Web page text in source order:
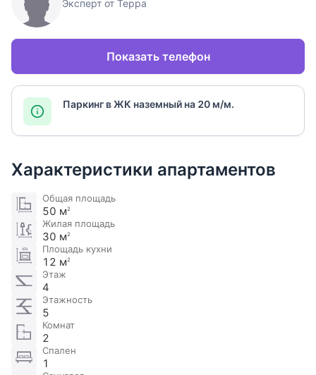
Эксперт от Терра
Показать телефон
Паркинг в ЖК наземный на 20 м/м.
Характеристики апартаментов
Общая площадь
50 м2
Жилая площадь
30 м2
Площадь кухни
12 м2
Этаж
4
Этажность
5
Комнат
2
Спален
1